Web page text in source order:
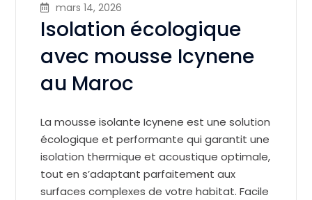
mars 14, 2026
Isolation écologique
avec mousse Icynene
au Maroc
La mousse isolante Icynene est une solution
écologique et performante qui garantit une
isolation thermique et acoustique optimale,
tout en s’adaptant parfaitement aux
surfaces complexes de votre habitat. Facile